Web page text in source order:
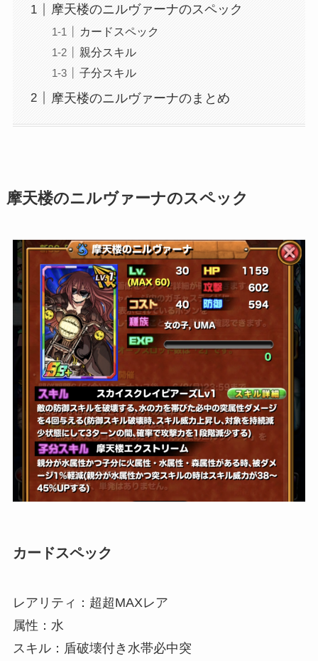
摩天楼のニルヴァーナのスペック
カードスペック
親分スキル
子分スキル
摩天楼のニルヴァーナのまとめ
摩天楼のニルヴァーナのスペック
カードスペック
レアリティ：超超MAXレア
属性：水
スキル：盾破壊付き水帯必中突